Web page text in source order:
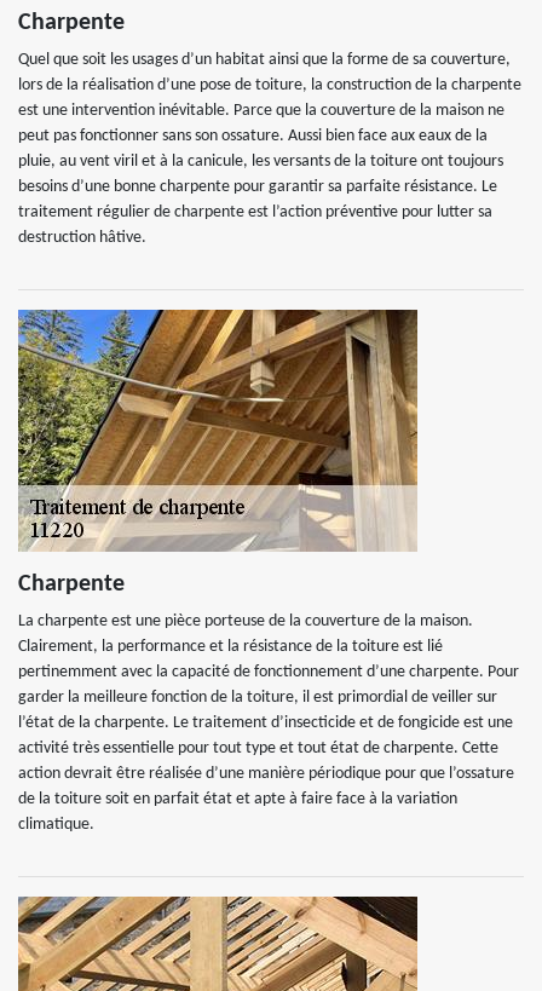
Charpente
Quel que soit les usages d’un habitat ainsi que la forme de sa couverture,
lors de la réalisation d’une pose de toiture, la construction de la charpente
est une intervention inévitable. Parce que la couverture de la maison ne
peut pas fonctionner sans son ossature. Aussi bien face aux eaux de la
pluie, au vent viril et à la canicule, les versants de la toiture ont toujours
besoins d’une bonne charpente pour garantir sa parfaite résistance. Le
traitement régulier de charpente est l’action préventive pour lutter sa
destruction hâtive.
Charpente
La charpente est une pièce porteuse de la couverture de la maison.
Clairement, la performance et la résistance de la toiture est lié
pertinemment avec la capacité de fonctionnement d’une charpente. Pour
garder la meilleure fonction de la toiture, il est primordial de veiller sur
l’état de la charpente. Le traitement d’insecticide et de fongicide est une
activité très essentielle pour tout type et tout état de charpente. Cette
action devrait être réalisée d’une manière périodique pour que l’ossature
de la toiture soit en parfait état et apte à faire face à la variation
climatique.